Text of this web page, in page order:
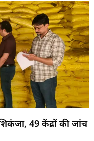
49 केंद्रों की जांच